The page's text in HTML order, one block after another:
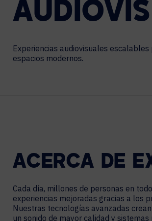
Centros de Contacto
XTG tecnología de experiencia
HOSPITALIDAD
CARRERAS
Experiencias audiovisuales escalables
espacios modernos.
ACERCA DE
Cada día, millones de personas en
experiencias mejoradas gracias a los
Nuestras tecnologías avanzadas
un sonido de mayor calidad y